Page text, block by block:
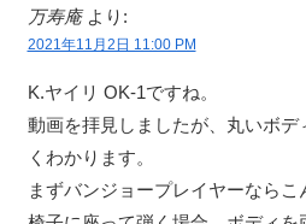
万寿庵 より:
2021年11月2日 11:00 PM
K.ヤイリ OK-1ですね。
動画を拝見しましたが、丸いボデ
くわかります。
まずバンジョープレイヤーならこ